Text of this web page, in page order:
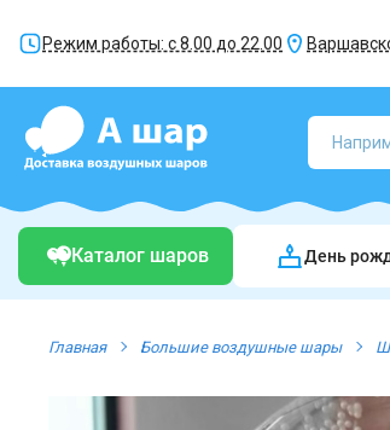
Режим работы: с 8.00 до 22.00
Каталог шаров День
Главная Большие воздушные шары